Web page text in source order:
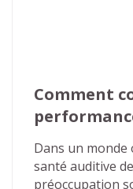
Comment
travail ?
Dans un
santé auditive
préoccupation